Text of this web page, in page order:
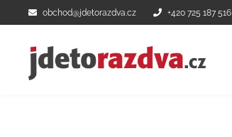
obchod@jdetorazdva.cz +420 725 187 516